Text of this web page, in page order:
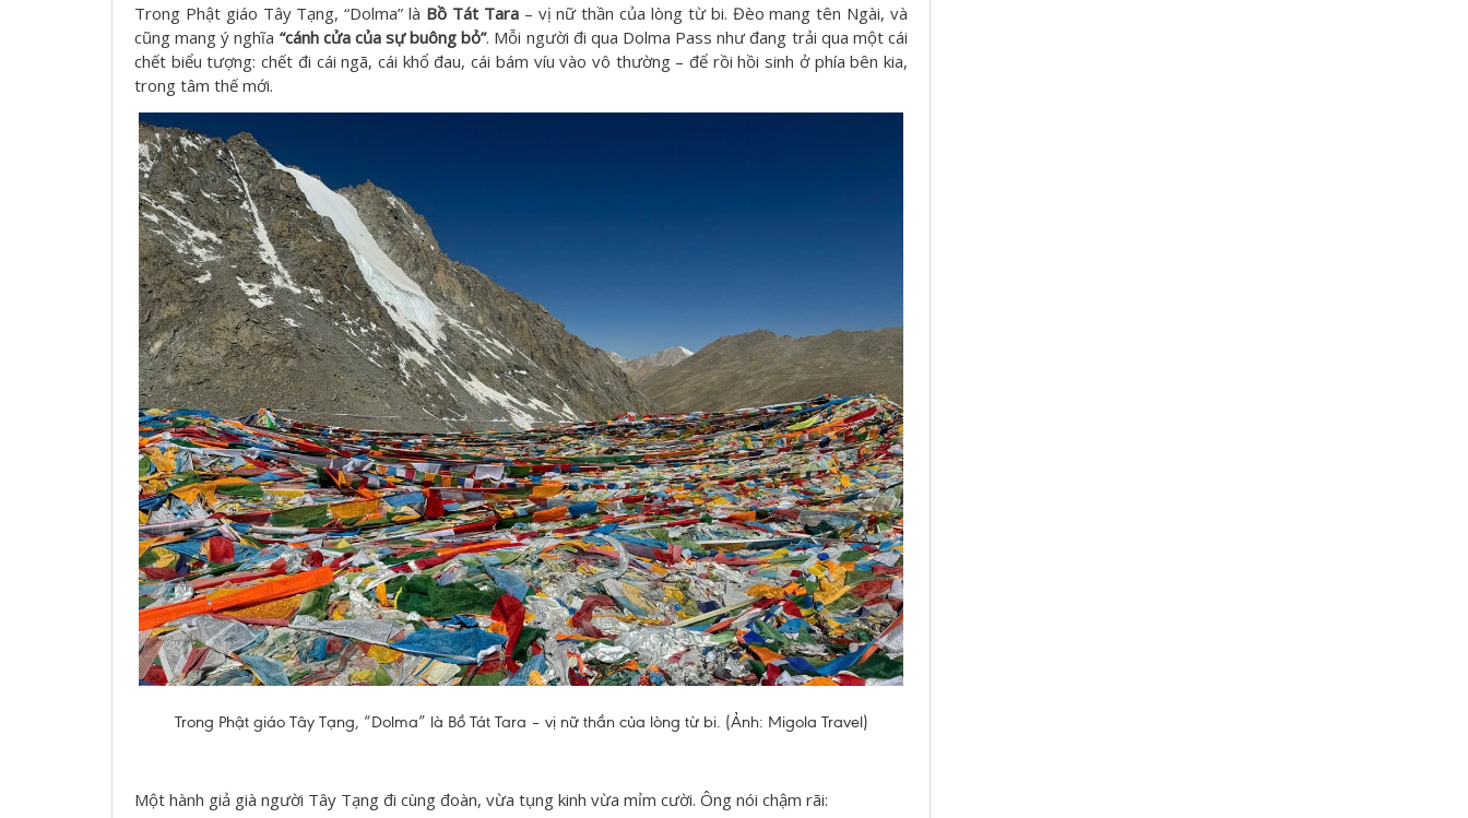
Trong Phật giáo Tây Tạng, “Dolma” là Bồ Tát Tara– vị nữ thần của lòng từ bi. Đèo mang tên Ngài, và
cũng mang ý nghĩa “cánh cửa của sự buông bỏ”. Mỗi người đi qua Dolma Pass như đang trải qua một cái
chết biểu tượng: chết đi cái ngã, cái khổ đau, cái bám víu vào vô thường – để rồi hồi sinh ở phía bên kia,
trong tâm thế mới.
Trong Phật giáo Tây Tạng, “Dolma” là Bồ Tát Tara – vị nữ thần của lòng từ bi. (Ảnh: Migola Travel)
Một hành giả già người Tây Tạng đi cùng đoàn, vừa tụng kinh vừa mỉm cười. Ông nói chậm rãi: